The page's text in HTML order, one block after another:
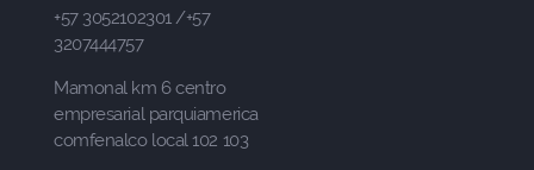
+57 3052102301 /+57
3207444757
Mamonal km 6 centro
empresarial parquiamerica
comfenalco local 102 103